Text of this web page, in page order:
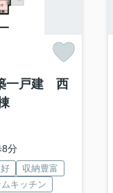
一戸建 西
分
収納豊富
キッチン